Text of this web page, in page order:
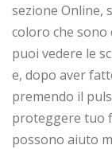
sezione Online,
coloro che sono
puoi vedere le
e, dopo aver
premendo il
proteggere tuo
possono aiuto